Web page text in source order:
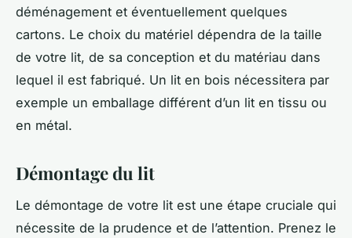
déménagement et éventuellement quelques
cartons. Le choix du matériel dépendra de la taille
de votre lit, de sa conception et du matériau dans
lequel il est fabriqué. Un lit en bois nécessitera par
exemple un emballage différent d’un lit en tissu ou
en métal.
Démontage du lit
Le démontage de votre lit est une étape cruciale qui
nécessite de la prudence et de l’attention. Prenez le